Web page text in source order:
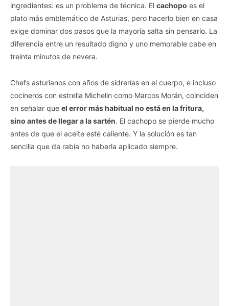
ingredientes: es un problema de técnica. El cachopo es el
plato más emblemático de Asturias, pero hacerlo bien en casa
exige dominar dos pasos que la mayoría salta sin pensarlo. La
diferencia entre un resultado digno y uno memorable cabe en
treinta minutos de nevera.
Chefs asturianos con años de sidrerías en el cuerpo, e incluso
cocineros con estrella Michelin como Marcos Morán, coinciden
en señalar que el error más habitual no está en la fritura,
sino antes de llegar a la sartén. El cachopo se pierde mucho
antes de que el aceite esté caliente. Y la solución es tan
sencilla que da rabia no haberla aplicado siempre.